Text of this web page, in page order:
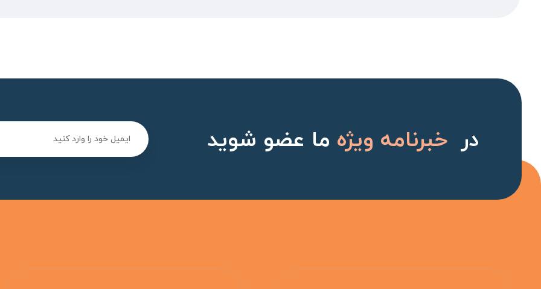
در خبرنامه ویژه ما عضو شوید